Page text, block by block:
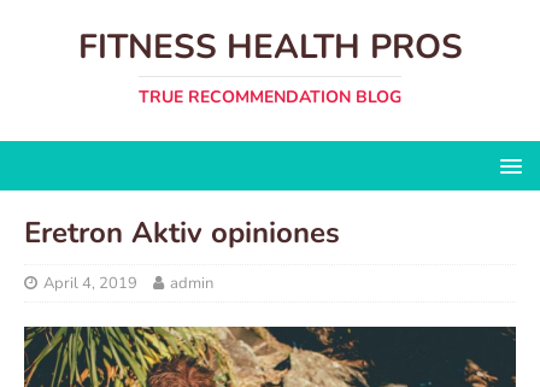
FITNESS HEALTH PROS
TRUE RECOMMENDATION BLOG
Eretron Aktiv opiniones
April 4, 2019 admin